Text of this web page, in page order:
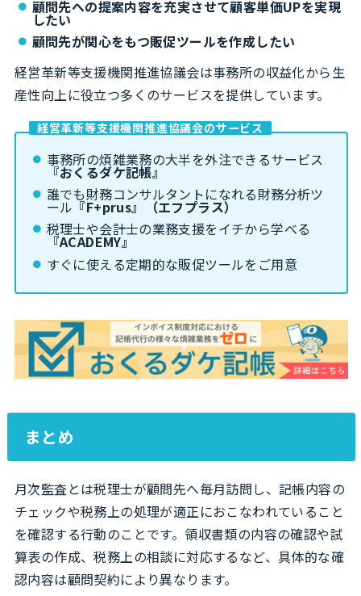
顧問先への提案内容を充実させて顧客単価UPを実現
したい
顧問先が関心をもつ販促ツールを作成したい
経営革新等支援機関推進協議会は事務所の収益化から生
産性向上に役立つ多くのサービスを提供しています。
経営革新等支援機関推進協議会のサービス
事務所の煩雑業務の大半を外注できるサービス
『おくるダケ記帳』
誰でも財務コンサルタントになれる財務分析ツ
ール 『F+prus』（エフプラス）
税理士や会計士の業務支援をイチから学べる
『ACADEMY』
すぐに使える定期的な販促ツールをご用意
まとめ
月次監査とは税理士が顧問先へ毎月訪問し、記帳内容の
チェックや税務上の処理が適正におこなわれていること
を確認する行動のことです。領収書類の内容の確認や試
算表の作成、税務上の相談に対応するなど、具体的な確
認内容は顧問契約により異なります。